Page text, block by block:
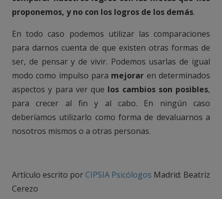
proponemos, y no con los logros de los demás.
En todo caso podemos utilizar las comparaciones
para darnos cuenta de que existen otras formas de
ser, de pensar y de vivir. Podemos usarlas de igual
modo como impulso para mejorar en determinados
aspectos y para ver que los cambios son posibles,
para crecer al fin y al cabo. En ningún caso
deberíamos utilizarlo como forma de devaluarnos a
nosotros mismos o a otras personas.
Artículo escrito por CIPSIA Psicólogos Madrid: Beatriz
Cerezo